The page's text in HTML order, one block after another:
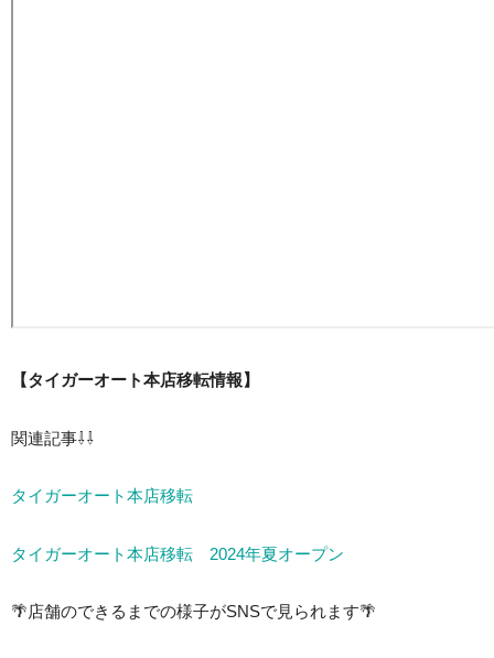
【タイガーオート本店移転情報】
関連記事⇩⇩
タイガーオート本店移転
タイガーオート本店移転 2024年夏オープン
🌴店舗のできるまでの様子がSNSで見られます🌴